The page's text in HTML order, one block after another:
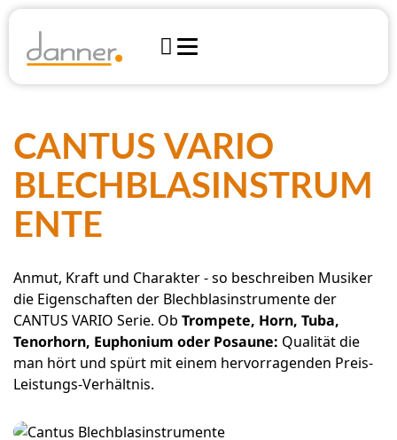

Blechblasinstrumente
Zupfinstrumente
Tasteninstrumente
Holzblasinstrumente
Streichinstrumente
Perkussionsinstrumente
Finanzierung
Über uns
Team
Events
Presse
Kontakt
Anfahrt
Shop
Notenshop Harrachstraße
Online Shop
Marktplatz
Yamaha Produktinfos

DANNER KONTAKTIEREN
Öffnungszeiten
Anfahrt

CANTUS VARIO
BLECHBLASINSTRUM
ENTE
Anmut, Kraft und Charakter - so beschreiben Musiker
die Eigenschaften der Blechblasinstrumente der
CANTUS VARIO Serie. Ob Trompete, Horn, Tuba,
Tenorhorn, Euphonium oder Posaune: Qualität die
man hört und spürt mit einem hervorragenden Preis-
Leistungs-Verhältnis.